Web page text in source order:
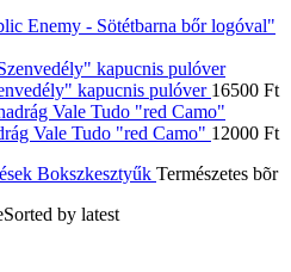
Enemy - Sötétbarna bőr logóval"
kapucnis pulóver 16500 Ft
Vale Tudo "red Camo" 12000 Ft
Bokszkesztyűk Természetes bõr
Sorted by latest